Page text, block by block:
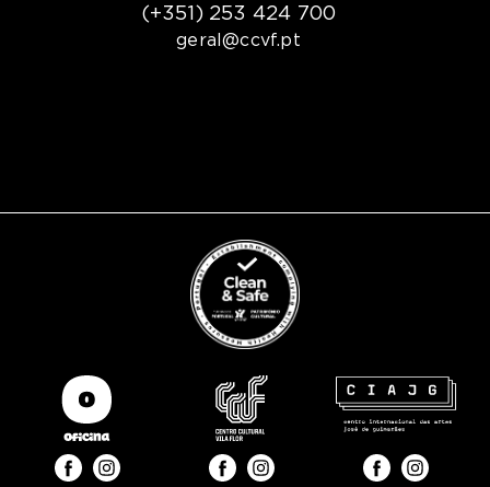
(+351) 253 424 700
geral@ccvf.pt